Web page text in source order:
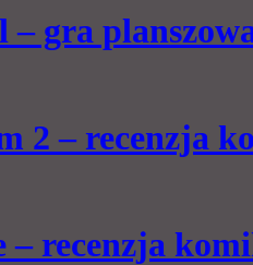
gra
2 – recenzja
– recenzja